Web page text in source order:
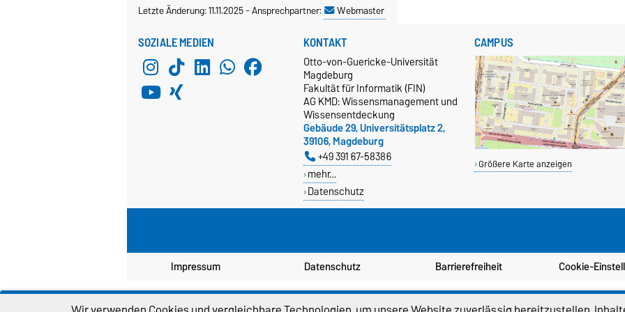
Letzte Änderung: 11.11.2025-Ansprechpartner: Webmaster
SOZIALE MEDIEN KONTAKT
Otto-von-Guericke-Universität
Magdeburg
Fakultät für Informatik (FIN)
AG KMD: Wissensmanagement und
Wissensentdeckung
Gebäude 29, Universitätsplatz 2,
39106, Magdeburg
+49 391 67-58386
mehr…
Datenschutz
CAMPUS
Größere Karte anzeigen
Impressum Datenschutz Barrierefreiheit Cookie-